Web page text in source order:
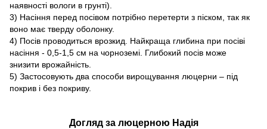
наявності вологи в грунті).
3) Насіння перед посівом потрібно перетерти з піском, так як
воно має тверду оболонку.
4) Посів проводиться врозкид. Найкраща глибина при посіві
насіння - 0,5-1,5 см на чорноземі. Глибокий посів може
знизити врожайність.
5) Застосовують два способи вирощування люцерни – під
покрив і без покриву.
Догляд за люцерною Надія